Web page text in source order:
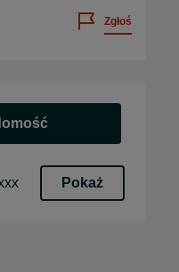
Zgłoś
Pokaż